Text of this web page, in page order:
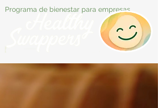
Programa de bienestar para empresas